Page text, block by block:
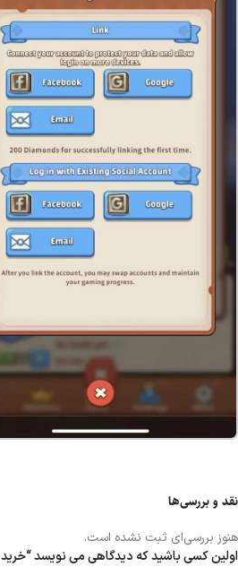
نقد و بررسی‌ها
هنوز بررسی‌ای ثبت نشده است.
اولین کسی باشید که دیدگاهی می نویسد “خرید 4000 الماس بازی Top Heroes Kingdom Saga”